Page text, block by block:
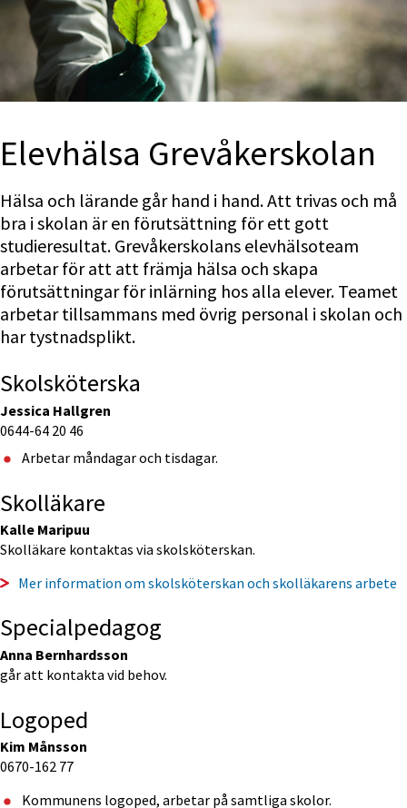
Elevhälsa Grevåkerskolan
Hälsa och lärande går hand i hand. Att trivas och må
bra i skolan är en förutsättning för ett gott
studieresultat. Grevåkerskolans elevhälsoteam
arbetar för att att främja hälsa och skapa
förutsättningar för inlärning hos alla elever. Teamet
arbetar tillsammans med övrig personal i skolan och
har tystnadsplikt.
Skolsköterska
Jessica Hallgren
0644-64 20 46
Arbetar måndagar och tisdagar.
Skolläkare
Kalle Maripuu
Skolläkare kontaktas via skolsköterskan.
Mer information om skolsköterskan och skolläkarens arbete
Specialpedagog
Anna Bernhardsson
går att kontakta vid behov.
Logoped
Kim Månsson
0670-162 77
Kommunens logoped, arbetar på samtliga skolor.